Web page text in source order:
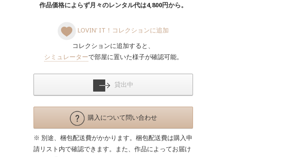
作品価格によらず月々のレンタル代は4,800円から。
LOVIN' IT！コレクションに追加
コレクションに追加すると、
シミュレーターで部屋に置いた様子が確認可能。
貸出中
購入について問い合わせ
※ 別途、梱包配送費がかかります。梱包配送費は購入申
請リスト内で確認できます。また、作品によってお届け